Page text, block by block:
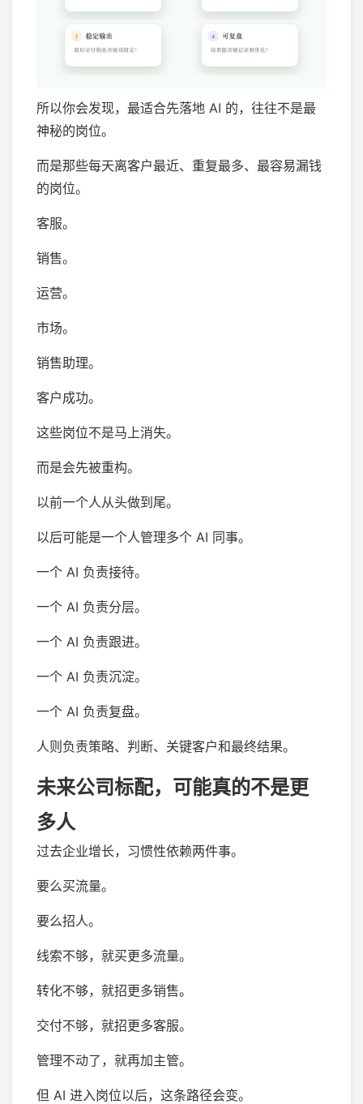
所以你会发现，最适合先落地 AI 的，往往不是最
神秘的岗位。
而是那些每天离客户最近、重复最多、最容易漏钱
的岗位。
客服。
销售。
运营。
市场。
销售助理。
客户成功。
这些岗位不是马上消失。
而是会先被重构。
以前一个人从头做到尾。
以后可能是一个人管理多个 AI 同事。
一个 AI 负责接待。
一个 AI 负责分层。
一个 AI 负责跟进。
一个 AI 负责沉淀。
一个 AI 负责复盘。
人则负责策略、判断、关键客户和最终结果。
未来公司标配，可能真的不是更
多人
过去企业增长，习惯性依赖两件事。
要么买流量。
要么招人。
线索不够，就买更多流量。
转化不够，就招更多销售。
交付不够，就招更多客服。
管理不动了，就再加主管。
但 AI 进入岗位以后，这条路径会变。